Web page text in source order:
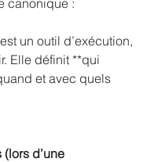
un outil d’exécution,
Elle définit **qui
et avec quels
d’une